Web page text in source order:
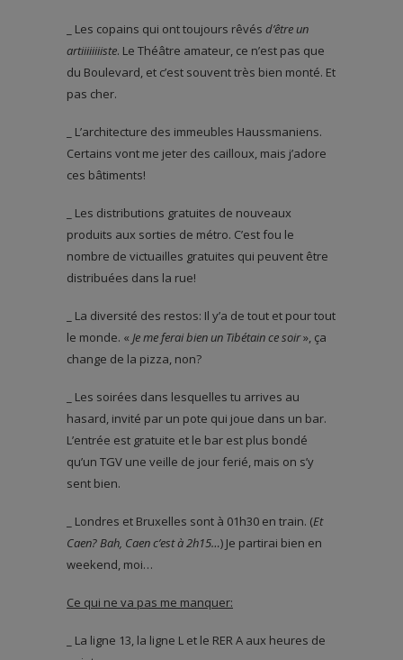
_ Les copains qui ont toujours rêvés d’être un
artiiiiiiiiste. Le Théâtre amateur, ce n’est pas que
du Boulevard, et c’est souvent très bien monté. Et
pas cher.
_ L’architecture des immeubles Haussmaniens.
Certains vont me jeter des cailloux, mais j’adore
ces bâtiments!
_ Les distributions gratuites de nouveaux
produits aux sorties de métro. C’est fou le
nombre de victuailles gratuites qui peuvent être
distribuées dans la rue!
_ La diversité des restos: Il y’a de tout et pour tout
le monde. « Je me ferai bien un Tibétain ce soir», ça
change de la pizza, non?
_ Les soirées dans lesquelles tu arrives au
hasard, invité par un pote qui joue dans un bar.
L’entrée est gratuite et le bar est plus bondé
qu’un TGV une veille de jour ferié, mais on s’y
sent bien.
_ Londres et Bruxelles sont à 01h30 en train. (Et
Caen? Bah, Caen c’est à 2h15…) Je partirai bien en
weekend, moi…
Ce qui ne va pas me manquer:
_ La ligne 13, la ligne L et le RER A aux heures de